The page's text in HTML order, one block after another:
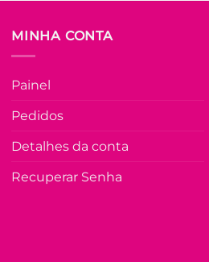
MINHA CONTA
Painel
Pedidos
Detalhes da conta
Recuperar Senha